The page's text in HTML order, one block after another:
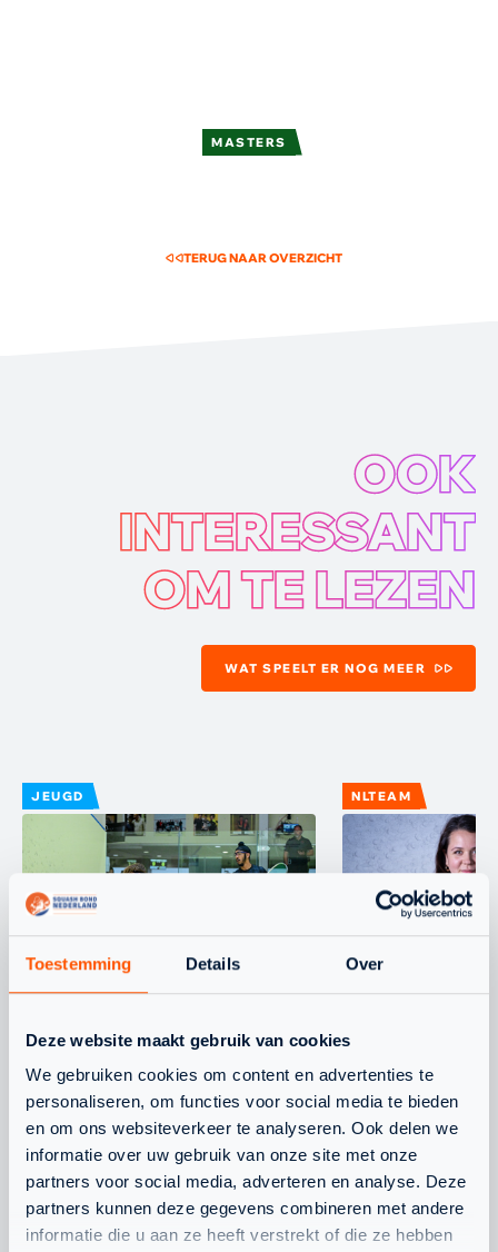
Toestemming Details Over
Deze website maakt gebruik van cookies
We gebruiken cookies om content en advertenties te
personaliseren, om functies voor social media te bieden
en om ons websiteverkeer te analyseren. Ook delen we
informatie over uw gebruik van onze site met onze
partners voor social media, adverteren en analyse. Deze
partners kunnen deze gegevens combineren met andere
informatie die u aan ze heeft verstrekt of die ze hebben
MASTERS
TERUG NAAR OVERZICHT
OOK
INTERESSANT
OM TE LEZEN
WAT SPEELT ER NOG MEER
JEUGD
WAARDEVOLLE WK-
ERVARING VOOR
NEDERLANDS TEAM
ONDER 19
NLTEAM
CHANEL